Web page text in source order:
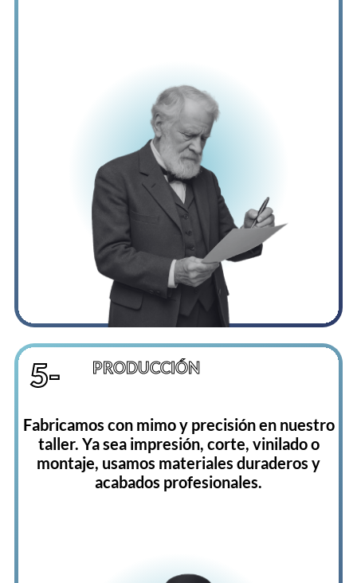
5- PRODUCCIÓN
Fabricamos con mimo y precisión en nuestro
taller. Ya sea impresión, corte, vinilado o
montaje, usamos materiales duraderos y
acabados profesionales.